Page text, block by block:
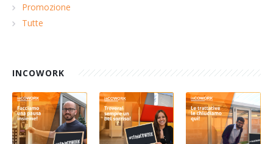
Promozione
Tutte
INCOWORK